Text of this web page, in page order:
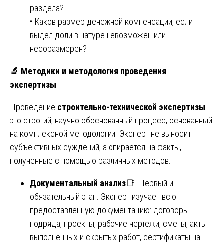
раздела?
• Каков размер денежной компенсации, если
выдел доли в натуре невозможен или
несоразмерен?
🔬 Методики и методология проведения
экспертизы
Проведение строительно-технической экспертизы —
это строгий, научно обоснованный процесс, основанный
на комплексной методологии. Эксперт не выносит
субъективных суждений, а опирается на факты,
полученные с помощью различных методов.
Документальный анализ📑. Первый и
обязательный этап. Эксперт изучает всю
предоставленную документацию: договоры
подряда, проекты, рабочие чертежи, сметы, акты
выполненных и скрытых работ, сертификаты на